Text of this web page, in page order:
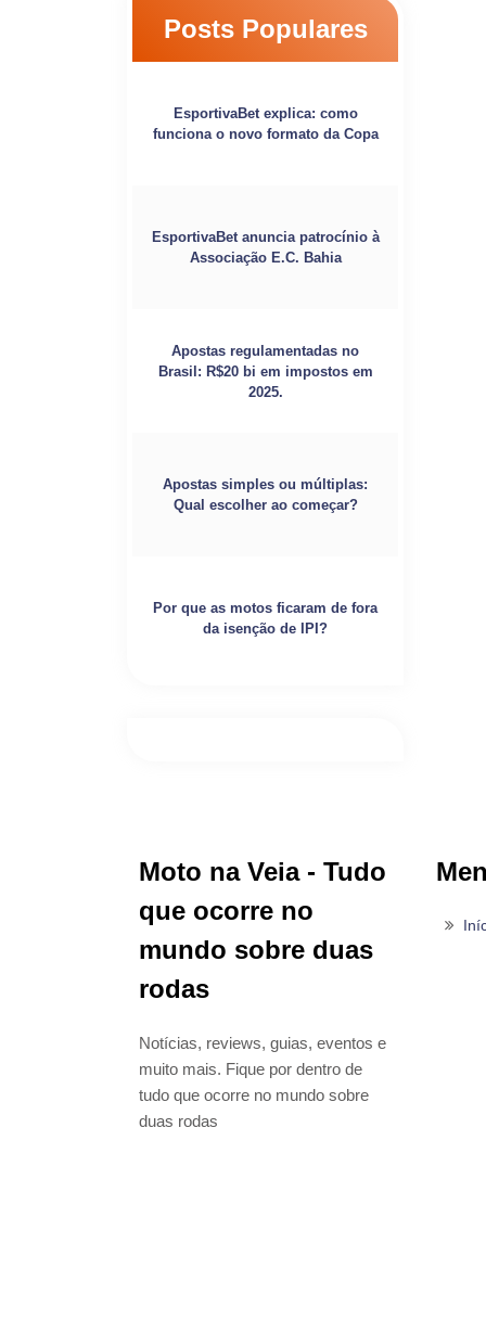
Posts Populares
EsportivaBet explica: como
funciona o novo formato da Copa
EsportivaBet anuncia patrocínio à
Associação E.C. Bahia
Apostas regulamentadas no
Brasil: R$20 bi em impostos em
2025.
Apostas simples ou múltiplas:
Qual escolher ao começar?
Por que as motos ficaram de fora
da isenção de IPI?
Moto na Veia - Tudo
que ocorre no
mundo sobre duas
rodas
Notícias, reviews, guias, eventos e
muito mais. Fique por dentro de
tudo que ocorre no mundo sobre
duas rodas